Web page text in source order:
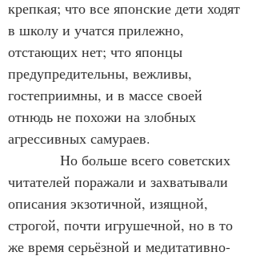
крепкая; что все японские дети ходят
в школу и учатся прилежно,
отстающих нет; что японцы
предупредительны, вежливы,
гостеприимны, и в массе своей
отнюдь не похожи на злобных
агрессивных самураев.
Но больше всего советских
читателей поражали и захватывали
описания экзотичной, изящной,
строгой, почти игрушечной, но в то
же время серьёзной и медитативно-